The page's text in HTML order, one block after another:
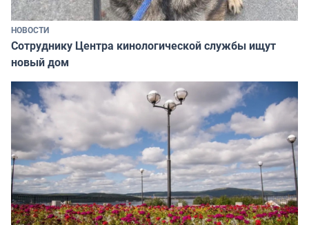
НОВОСТИ
Сотруднику Центра кинологической службы ищут
новый дом